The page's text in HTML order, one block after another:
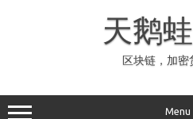
天鹅
区块链，加密
Menu